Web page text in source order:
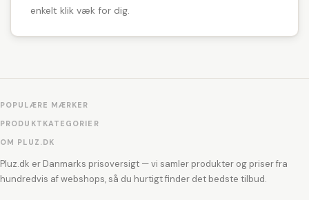
enkelt klik væk for dig.
POPULÆRE MÆRKER
PRODUKTKATEGORIER
OM PLUZ.DK
Pluz.dk er Danmarks prisoversigt — vi samler produkter og priser fra
hundredvis af webshops, så du hurtigt finder det bedste tilbud.